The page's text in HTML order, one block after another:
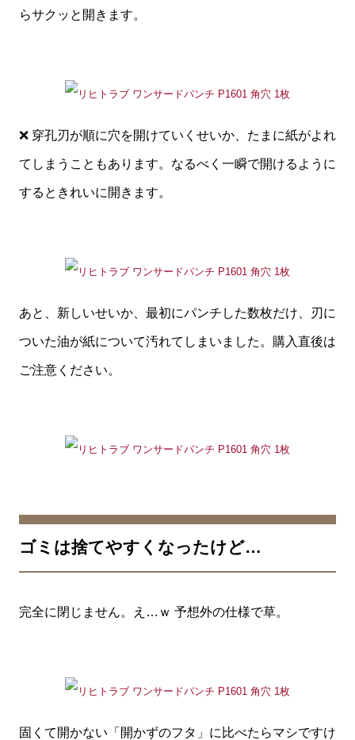
らサクッと開きます。
❌ 穿孔刃が順に穴を開けていくせいか、たまに紙がよれ
てしまうこともあります。なるべく一瞬で開けるように
するときれいに開きます。
あと、新しいせいか、最初にパンチした数枚だけ、刃に
ついた油が紙について汚れてしまいました。購入直後は
ご注意ください。
ゴミは捨てやすくなったけど…
完全に閉じません。え…ｗ 予想外の仕様で草。
固くて開かない「開かずのフタ」に比べたらマシですけ